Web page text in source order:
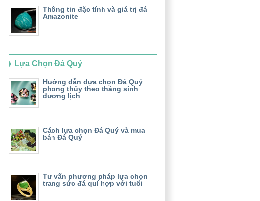
Thông tin đặc tính và giá trị đá
Amazonite
Lựa Chọn Đá Quý
Hướng dẫn dựa chọn Đá Quý
phong thủy theo tháng sinh
dương lịch
Cách lựa chọn Đá Quý và mua
bán Đá Quý
Tư vấn phương pháp lựa chọn
trang sức đá quí hợp với tuổi